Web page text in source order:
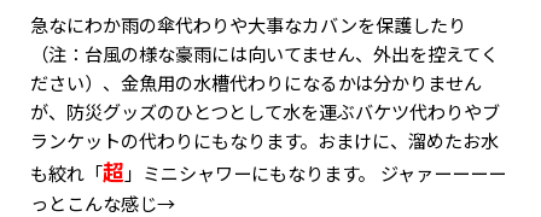
急なにわか雨の傘代わりや大事なカバンを保護したり
（注：台風の様な豪雨には向いてません、外出を控えてく
ださい）、金魚用の水槽代わりになるかは分かりません
が、防災グッズのひとつとして水を運ぶバケツ代わりやブ
ランケットの代わりにもなります。おまけに、溜めたお水
も絞れ「超 」ミニシャワーにもなります。 ジャァーーーー
っとこんな感じ→